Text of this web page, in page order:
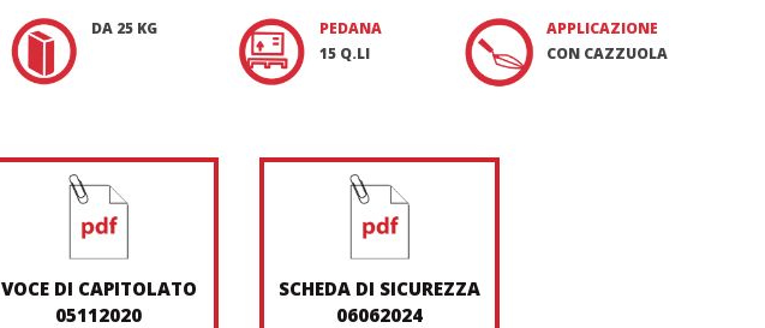
DA 25 KG
PEDANA
15 Q.LI
APPLICAZIONE
CON CAZZUOLA
VOCE DI CAPITOLATO
05112020
SCHEDA DI SICUREZZA
06062024